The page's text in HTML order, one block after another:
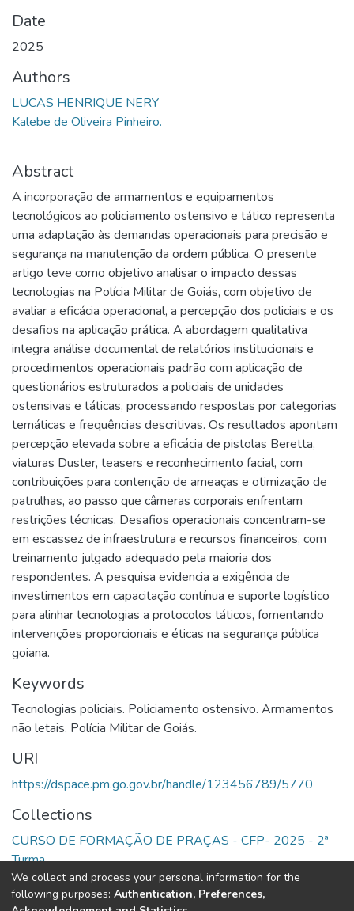
Date
2025
Authors
LUCAS HENRIQUE NERY
Kalebe de Oliveira Pinheiro.
Abstract
A incorporação de armamentos e equipamentos
tecnológicos ao policiamento ostensivo e tático representa
uma adaptação às demandas operacionais para precisão e
segurança na manutenção da ordem pública. O presente
artigo teve como objetivo analisar o impacto dessas
tecnologias na Polícia Militar de Goiás, com objetivo de
avaliar a eficácia operacional, a percepção dos policiais e os
desafios na aplicação prática. A abordagem qualitativa
integra análise documental de relatórios institucionais e
procedimentos operacionais padrão com aplicação de
questionários estruturados a policiais de unidades
ostensivas e táticas, processando respostas por categorias
temáticas e frequências descritivas. Os resultados apontam
percepção elevada sobre a eficácia de pistolas Beretta,
viaturas Duster, teasers e reconhecimento facial, com
contribuições para contenção de ameaças e otimização de
patrulhas, ao passo que câmeras corporais enfrentam
restrições técnicas. Desafios operacionais concentram-se
em escassez de infraestrutura e recursos financeiros, com
treinamento julgado adequado pela maioria dos
respondentes. A pesquisa evidencia a exigência de
investimentos em capacitação contínua e suporte logístico
para alinhar tecnologias a protocolos táticos, fomentando
intervenções proporcionais e éticas na segurança pública
goiana.
Keywords
Tecnologias policiais. Policiamento ostensivo. Armamentos
não letais. Polícia Militar de Goiás.
URI
https://dspace.pm.go.gov.br/handle/123456789/5770
Collections
CURSO DE FORMAÇÃO DE PRAÇAS - CFP- 2025 - 2ª
Turma
Full item page
We collect and process your personal information for the
following purposes: Authentication, Preferences,